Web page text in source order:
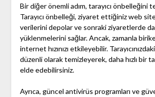
Bir diğer önemli adım, tarayıcı önbelleğini
Tarayıcı önbelleği, ziyaret ettiğiniz web
verilerini depolar ve sonraki ziyaretlerde
yüklenmelerini sağlar. Ancak, zamanla
internet hızınızı etkileyebilir.
düzenli olarak temizleyerek, daha hızlı bir
elde edebilirsiniz.
Ayrıca, güncel antivirüs programları ve